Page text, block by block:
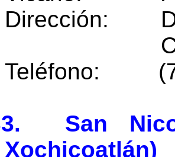
Dirección:
C.P.
Teléfono:
San
Xochicoatlán)